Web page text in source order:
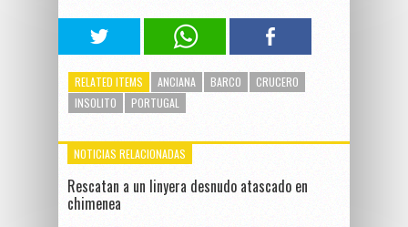
RELATED ITEMS ANCIANA BARCO
CRUCERO
INSOLITO
PORTUGAL
NOTICIAS RELACIONADAS
Rescatan a un linyera desnudo atascado en
chimenea